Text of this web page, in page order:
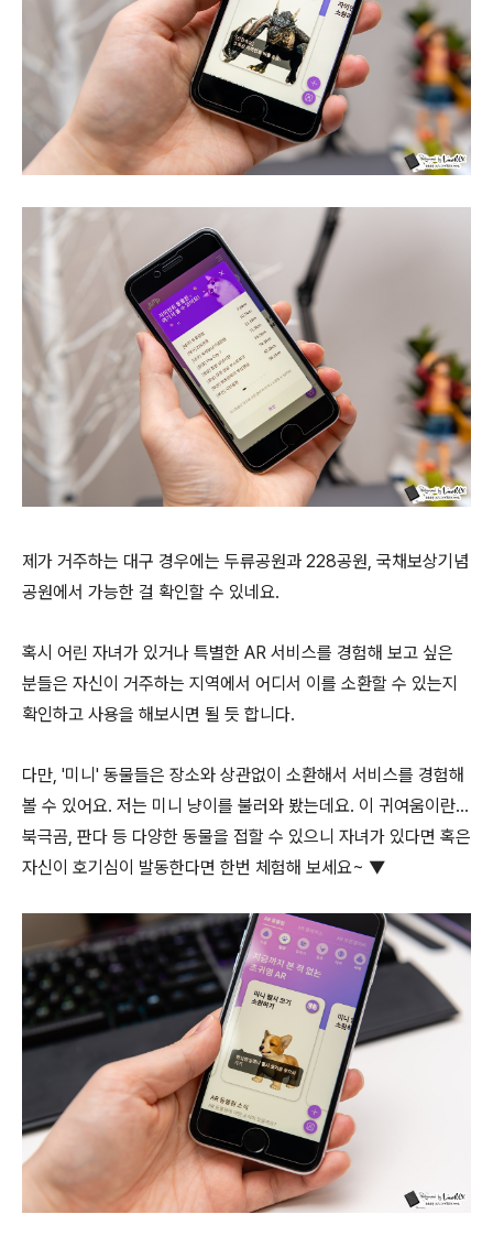
제가 거주하는 대구 경우에는 두류공원과 228공원, 국채보상기념
공원에서 가능한 걸 확인할 수 있네요.
혹시 어린 자녀가 있거나 특별한 AR 서비스를 경험해 보고 싶은
분들은 자신이 거주하는 지역에서 어디서 이를 소환할 수 있는지
확인하고 사용을 해보시면 될 듯 합니다.
다만, '미니' 동물들은 장소와 상관없이 소환해서 서비스를 경험해
볼 수 있어요. 저는 미니 냥이를 불러와 봤는데요. 이 귀여움이란...
북극곰, 판다 등 다양한 동물을 접할 수 있으니 자녀가 있다면 혹은
자신이 호기심이 발동한다면 한번 체험해 보세요~ ▼